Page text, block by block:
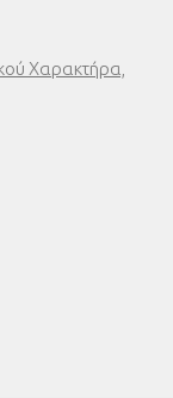
Χαρακτήρα,